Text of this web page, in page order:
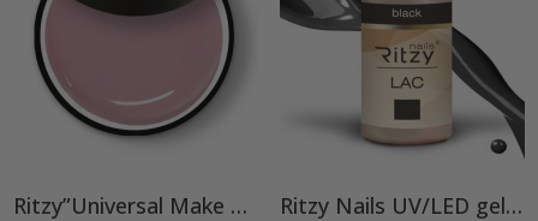
Ritzy”Universal Make Up”15ml, rakennegeeli TPO vapaa Ritzy Nails UV/LED gel polish ”Black” 64, 9ml, geelilakka TPO vapaa